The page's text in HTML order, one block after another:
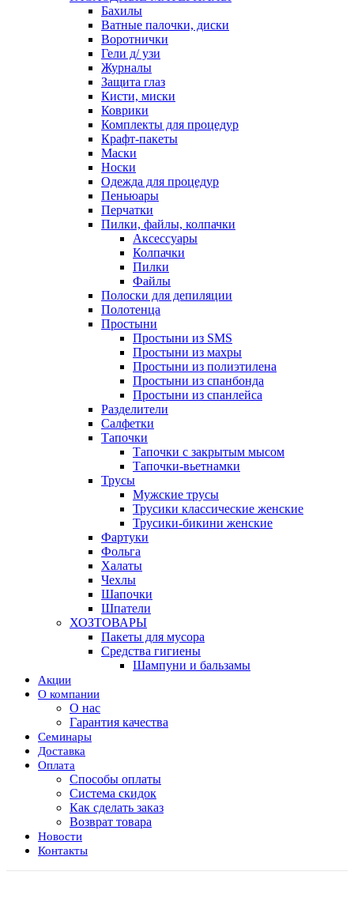
Бахилы
Ватные палочки, диски
Воротнички
Гели д/ узи
Журналы
Защита глаз
Кисти, миски
Коврики
Комплекты для процедур
Крафт-пакеты
Маски
Носки
Одежда для процедур
Пеньюары
Перчатки
Пилки, файлы, колпачки
Аксессуары
Колпачки
Пилки
Файлы
Полоски для депиляции
Полотенца
Простыни
Простыни из SMS
Простыни из махры
Простыни из полиэтилена
Простыни из спанбонда
Простыни из спанлейса
Разделители
Салфетки
Тапочки
Тапочки с закрытым мысом
Тапочки-вьетнамки
Трусы
Мужские трусы
Трусики классические женские
Трусики-бикини женские
Фартуки
Фольга
Халаты
Чехлы
Шапочки
Шпатели
ХОЗТОВАРЫ
Пакеты для мусора
Средства гигиены
Шампуни и бальзамы
Акции
О компании
О нас
Гарантия качества
Семинары
Доставка
Оплата
Способы оплаты
Система скидок
Как сделать заказ
Возврат товара
Новости
Контакты